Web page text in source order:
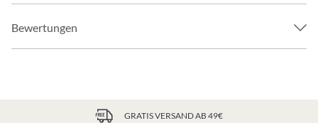
Bewertungen
GRATIS VERSAND AB 49€